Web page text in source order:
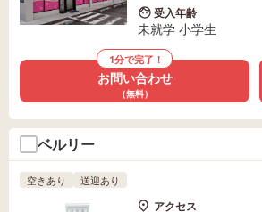
受入年齢
未就学 小学生
1分で完了！
お問い合わせ
（無料）
ベルリー
空きあり 送迎あり
アクセス